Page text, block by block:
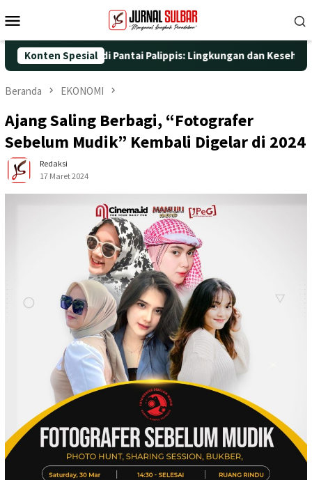
ke
Mobile
Konten Spesial
Nyata di Pantai Palippis: Lingkungan dan Kesehatan Jadi
Beranda EKONOMI
Ajang Saling Berbagi, “Fotografer
Sebelum Mudik” Kembali Digelar di 2024
Redaksi
17 Maret 2024